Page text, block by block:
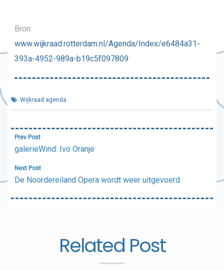
Bron:
www.wijkraad.rotterdam.nl/Agenda/Index/e6484a31-
393a-4952-989a-b19c5f097809
Wijkraad agenda
Bericht
navigatie
Prev Post
galerieWind: Ivo Oranje
Next Post
De Noordereiland Opera wordt weer uitgevoerd
Related Post